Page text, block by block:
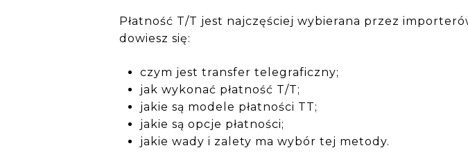
Płatność T/T jest najczęściej wybierana przez
dowiesz się:
czym jest transfer telegraficzny;
jak wykonać płatność T/T;
jakie są modele płatności TT;
jakie są opcje płatności;
jakie wady i zalety ma wybór tej metody.